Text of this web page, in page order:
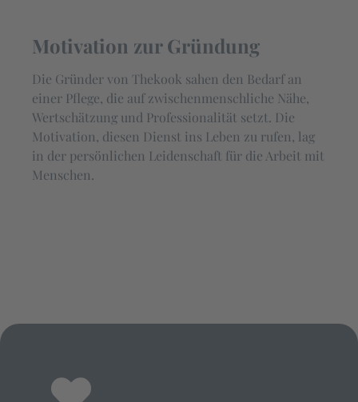
Motivation zur Gründung
Die Gründer von Thekook sahen den Bedarf an
einer Pflege, die auf zwischenmenschliche Nähe,
Wertschätzung und Professionalität setzt. Die
Motivation, diesen Dienst ins Leben zu rufen, lag
in der persönlichen Leidenschaft für die Arbeit mit
Menschen.